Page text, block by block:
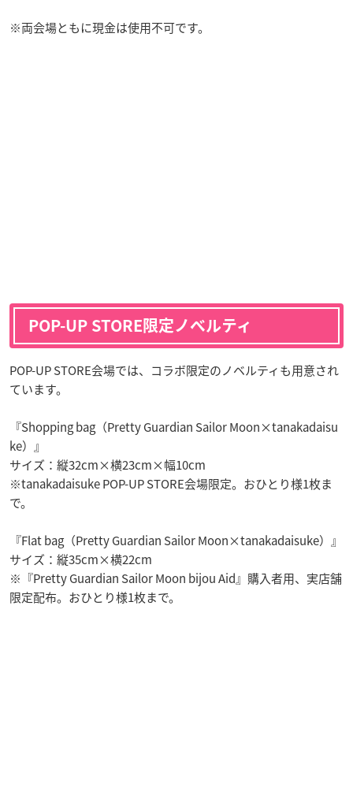
※両会場ともに現金は使用不可です。
POP-UP STORE限定ノベルティ
POP-UP STORE会場では、コラボ限定のノベルティも用意され
ています。
『Shopping bag（Pretty Guardian Sailor Moon×tanakadaisu
ke）』
サイズ：縦32cm×横23cm×幅10cm
※tanakadaisuke POP-UP STORE会場限定。おひとり様1枚ま
で。
『Flat bag（Pretty Guardian Sailor Moon×tanakadaisuke）』
サイズ：縦35cm×横22cm
※『Pretty Guardian Sailor Moon bijou Aid』購入者用、実店舗
限定配布。おひとり様1枚まで。